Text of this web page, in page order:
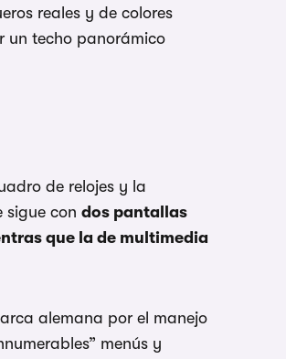
reales y de colores
un techo panorámico
de relojes y la
sigue con dos pantallas
que la de multimedia
alemana por el manejo
menús y